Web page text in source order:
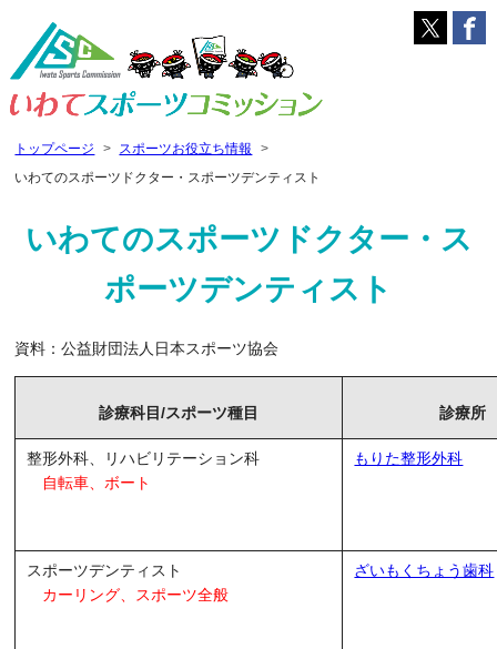
トップページ
スポーツお役立ち情報
いわてのスポーツドクター・スポーツデンティスト
いわてのスポーツドクター・ス
ポーツデンティスト
資料：公益財団法人日本スポーツ協会
診療科目/スポーツ種目 診療所
整形外科、リハビリテーション科
自転車、ボート
もりた整形外科
スポーツデンティスト
カーリング、スポーツ全般
ざいもくちょう歯科